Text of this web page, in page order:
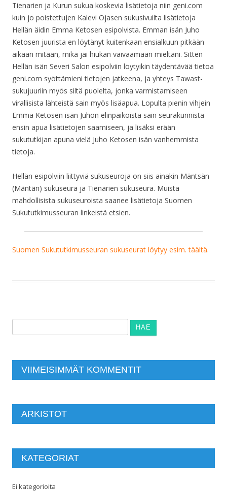
Tienarien ja Kurun sukua koskevia lisätietoja niin geni.com
kuin jo poistettujen Kalevi Ojasen sukusivuilta lisätietoja
Hellän äidin Emma Ketosen esipolvista. Emman isän Juho
Ketosen juurista en löytänyt kuitenkaan ensialkuun pitkään
aikaan mitään, mikä jäi hiukan vaivaamaan mieltäni. Sitten
Hellän isän Severi Salon esipolviin löytyikin täydentävää tietoa
geni.com syöttämieni tietojen jatkeena, ja yhteys Tawast-
sukujuuriin myös siltä puolelta, jonka varmistamiseen
virallisista lähteistä sain myös lisäapua. Lopulta pienin vihjein
Emma Ketosen isän Juhon elinpaikoista sain seurakunnista
ensin apua lisätietojen saamiseen, ja lisäksi erään
sukututkijan apuna vielä Juho Ketosen isän vanhemmista
tietoja.
Hellän esipolviin liittyviä sukuseuroja on siis ainakin Mäntsän
(Mäntän) sukuseura ja Tienarien sukuseura. Muista
mahdollisista sukuseuroista saanee lisätietoja Suomen
Sukututkimusseuran linkeistä etsien.
Suomen Sukututkimusseuran sukuseurat löytyy esim. täältä.
VIIMEISIMMÄT KOMMENTIT
ARKISTOT
KATEGORIAT
Ei kategorioita